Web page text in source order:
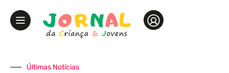
Últimas Notícias